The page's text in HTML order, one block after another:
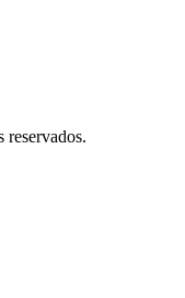
reservados.